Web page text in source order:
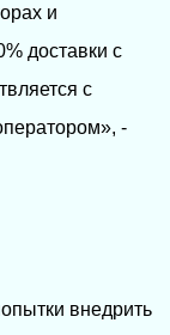
и
доставки с
с
-
внедрить